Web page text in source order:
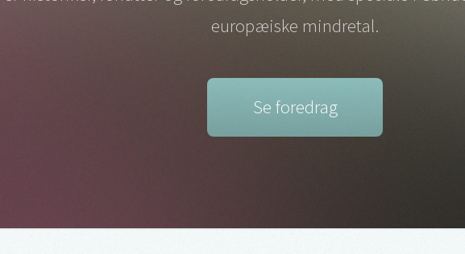
europæiske mindretal.
Se foredrag